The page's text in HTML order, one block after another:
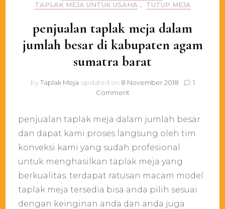
TAPLAK MEJA UNTUK USAHA , TUTUP MEJA
penjualan taplak meja dalam
jumlah besar di kabupaten agam
sumatra barat
byTaplak Meja updated on 8 November 2018
1
Commenton
meja
dalam
jumlah
besar
di
kabupaten
sumatra
barat
penjualan taplak meja dalam jumlah besar
dan dapat kami proses langsung oleh tim
konveksi kami yang sudah profesional
untuk menghasilkan taplak meja yang
berkualitas. terdapat ratusan macam model
taplak meja tersedia bisa anda pilih sesuai
dengan keinginan anda dan anda juga